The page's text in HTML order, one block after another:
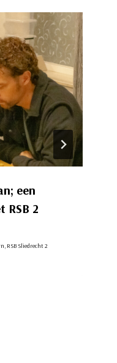
een
RSB 2
, RSB Sliedrecht 2